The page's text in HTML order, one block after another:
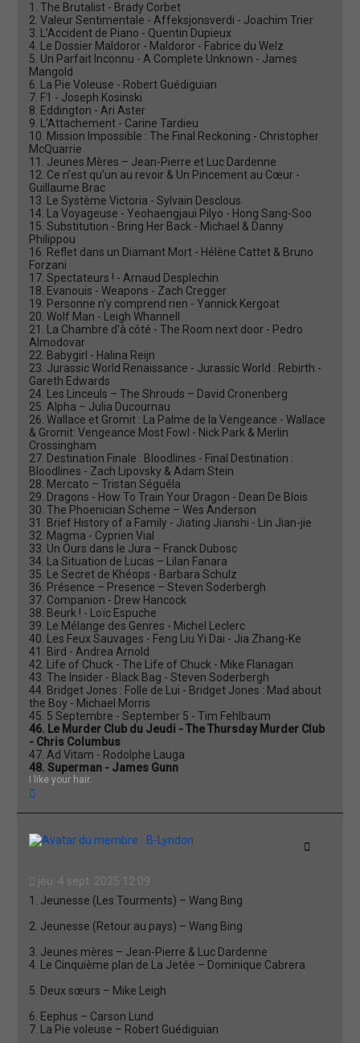
1. The Brutalist - Brady Corbet
2. Valeur Sentimentale - Affeksjonsverdi - Joachim Trier
3. L’Accident de Piano - Quentin Dupieux
4. Le Dossier Maldoror - Maldoror - Fabrice du Welz
5. Un Parfait Inconnu - A Complete Unknown - James
Mangold
6. La Pie Voleuse - Robert Guédiguian
7. F1 - Joseph Kosinski
8. Eddington - Ari Aster
9. L'Attachement - Carine Tardieu
10. Mission Impossible : The Final Reckoning - Christopher
McQuarrie
11. Jeunes Mères – Jean-Pierre et Luc Dardenne
12. Ce n’est qu’un au revoir & Un Pincement au Cœur -
Guillaume Brac
13. Le Système Victoria - Sylvain Desclous
14. La Voyageuse - Yeohaengjaui Pilyo - Hong Sang-Soo
15. Substitution - Bring Her Back - Michael & Danny
Philippou
16. Reflet dans un Diamant Mort - Hélène Cattet & Bruno
Forzani
17. Spectateurs ! - Arnaud Desplechin
18. Evanouis - Weapons - Zach Cregger
19. Personne n'y comprend rien - Yannick Kergoat
20. Wolf Man - Leigh Whannell
21. La Chambre d'à côté - The Room next door - Pedro
Almodovar
22. Babygirl - Halina Reijn
23. Jurassic World Renaissance - Jurassic World : Rebirth -
Gareth Edwards
24. Les Linceuls – The Shrouds – David Cronenberg
25. Alpha – Julia Ducournau
26. Wallace et Gromit : La Palme de la Vengeance - Wallace
& Gromit: Vengeance Most Fowl - Nick Park & Merlin
Crossingham
27. Destination Finale : Bloodlines - Final Destination :
Bloodlines - Zach Lipovsky & Adam Stein
28. Mercato – Tristan Séguéla
29. Dragons - How To Train Your Dragon - Dean De Blois
30. The Phoenician Scheme – Wes Anderson
31. Brief History of a Family - Jiating Jianshi - Lin Jian-jie
32. Magma - Cyprien Vial
33. Un Ours dans le Jura – Franck Dubosc
34. La Situation de Lucas – Lilan Fanara
35. Le Secret de Khéops - Barbara Schulz
36. Présence – Presence – Steven Soderbergh
37. Companion - Drew Hancock
38. Beurk ! - Loïc Espuche
39. Le Mélange des Genres - Michel Leclerc
40. Les Feux Sauvages - Feng Liu Yi Dai - Jia Zhang-Ke
41. Bird - Andrea Arnold
42. Life of Chuck - The Life of Chuck - Mike Flanagan
43. The Insider - Black Bag - Steven Soderbergh
44. Bridget Jones : Folle de Lui - Bridget Jones : Mad about
the Boy - Michael Morris
45. 5 Septembre - September 5 - Tim Fehlbaum
46. Le Murder Club du Jeudi - The Thursday Murder Club
- Chris Columbus
47. Ad Vitam - Rodolphe Lauga
48. Superman - James Gunn
I like your hair.
u
B-Lyndon
Citation
jeu. 4 sept. 2025 12:09
1. Jeunesse (Les Tourments) – Wang Bing
2. Jeunesse (Retour au pays) – Wang Bing
3. Jeunes mères – Jean-Pierre & Luc Dardenne
4. Le Cinquième plan de La Jetée – Dominique Cabrera
5. Deux sœurs – Mike Leigh
6. Eephus – Carson Lund
7. La Pie voleuse – Robert Guédiguian